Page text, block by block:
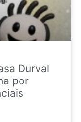
Durval
por